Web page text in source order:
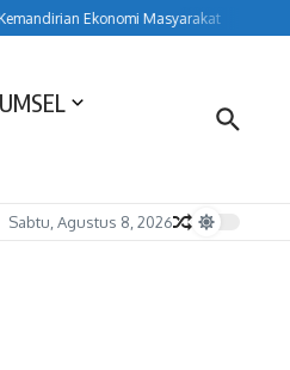
Ekonomi Masyarakat HUT ke-157
Sabtu, Agustus 8, 2026